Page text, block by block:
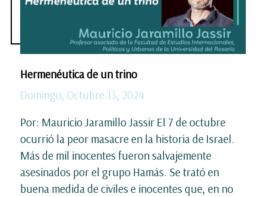
Hermenéutica de un trino
Domingo, Octubre 13, 2024
Por: Mauricio Jaramillo Jassir El 7 de octubre
ocurrió la peor masacre en la historia de Israel.
Más de mil inocentes fueron salvajemente
asesinados por el grupo Hamás. Se trató en
buena medida de civiles e inocentes que, en no